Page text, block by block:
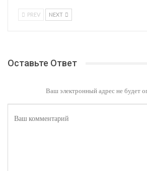
PREV NEXT
Оставьте Ответ
Ваш электронный адрес не будет